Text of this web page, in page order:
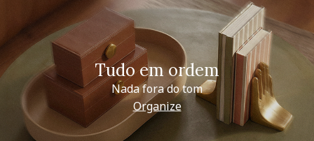
Tudo em ordem
Nada fora do tom
Organize